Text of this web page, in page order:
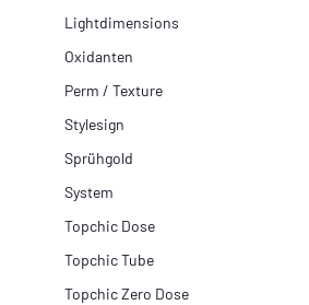
Lightdimensions
Oxidanten
Perm / Texture
Stylesign
Sprühgold
System
Topchic Dose
Topchic Tube
Topchic Zero Dose